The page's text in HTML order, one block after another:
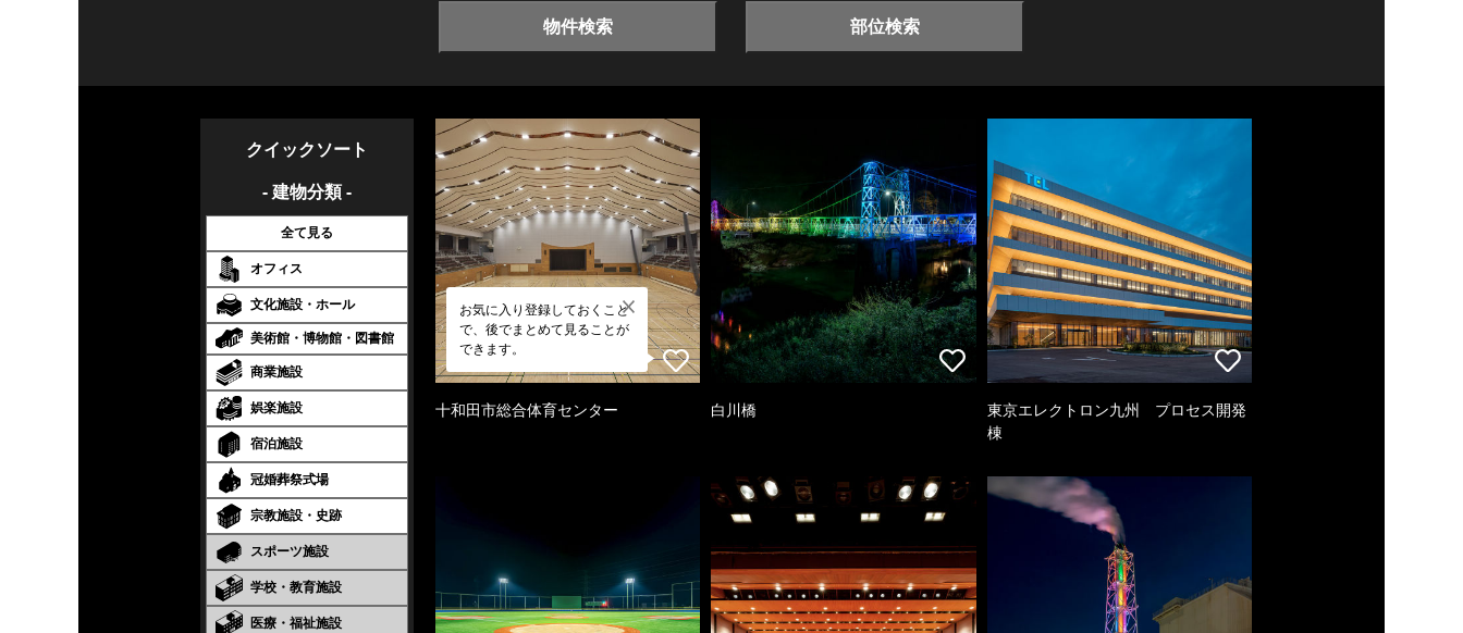
物件検索 部位検索
クイックソート
- 建物分類 -
全て見る
オフィス
文化施設・ホール
美術館・博物館・図書館
商業施設
娯楽施設
宿泊施設
冠婚葬祭式場
宗教施設・史跡
スポーツ施設
学校・教育施設
医療・福祉施設
お気に入り登録しておくこと
で、後でまとめて見ることが
できます。
十和田市総合体育センター 白川橋
東京エレクトロン九州 プロセス開発
棟